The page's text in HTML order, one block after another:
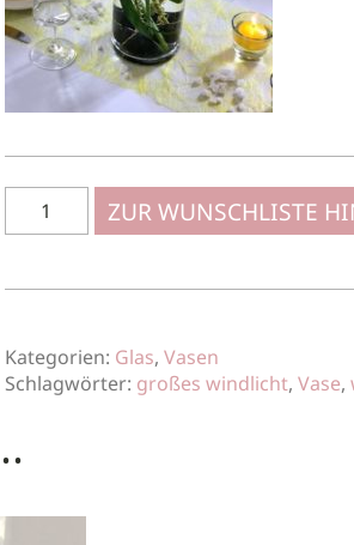
ZUR WUNSCHLISTE
Kategorien: Glas, Vasen
Schlagwörter: großes windlicht, Vase,